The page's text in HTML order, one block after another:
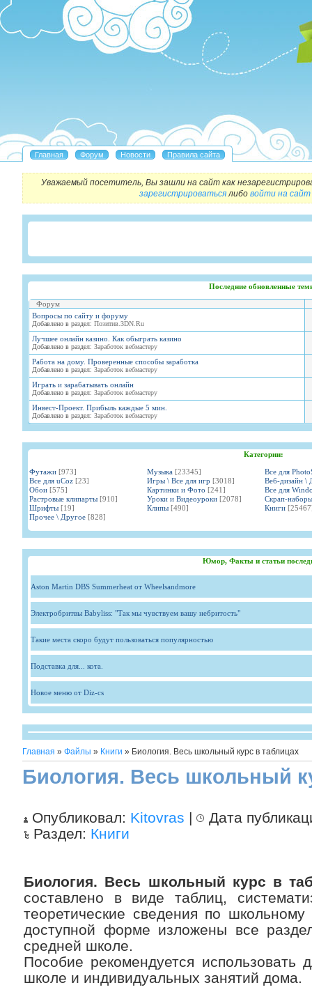
Уважаемый посетитель, Вы зашли на сайт как
зарегистрироватьсялибо войти на сайт
Последние обновленные
Форум
Вопросы по сайту и форуму
Добавлено в раздел: Позитив.3DN.Ru
Лучшее онлайн казино. Как обыграть казино
Добавлено в раздел: Заработок вебмастеру
Работа на дому. Проверенные способы заработка
Добавлено в раздел: Заработок вебмастеру
Играть и зарабатывать онлайн
Добавлено в раздел: Заработок вебмастеру
Инвест-Проект. Прибыль каждые 5 мин.
Добавлено в раздел: Заработок вебмастеру
Категории:
Футажи [973] Музыка [23345]
Все для
Все для uCoz [23] Игры \ Все для игр [3018]
Веб-дизайн \
Обои [575] Картинки и Фото [241]
Все для
Растровые клипарты [910] Уроки и Видеоуроки [2078]
Скрап-наборы
Шрифты [19] Клипы [490] Книги
Прочее \ Другое [828]
Юмор, Факты и статьи
Aston Martin DBS Summerheat от Wheelsandmore
Электробритвы Babyliss: "Так мы чувствуем вашу небритость"
Такие места скоро будут пользоваться популярностью
Подставка для... кота.
Новое меню от Diz-cs
Главная » Файлы » Книги » Биология. Весь школьный курс в таблицах
Биология. Весь школьный
Опубликовал: Kitovras |
Дата
Раздел: Книги
Биология. Весь школьный курс в
составлено в виде таблиц,
теоретические сведения по
доступной форме изложены все
средней школе.
Пособие рекомендуется использовать
школе и индивидуальных занятий дома.